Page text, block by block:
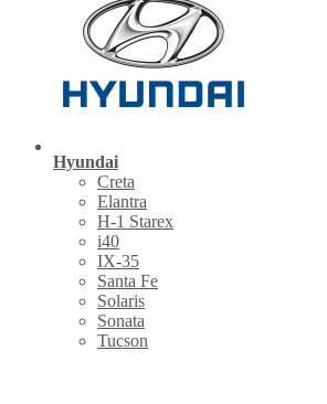
Hyundai
Creta
Elantra
H-1 Starex
i40
IX-35
Santa Fe
Solaris
Sonata
Tucson